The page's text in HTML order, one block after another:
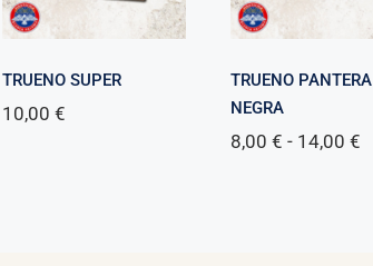
TRUENO SUPER
10,00€
TRUENO PANTERA
NEGRA
8,00 € - 14,00 €